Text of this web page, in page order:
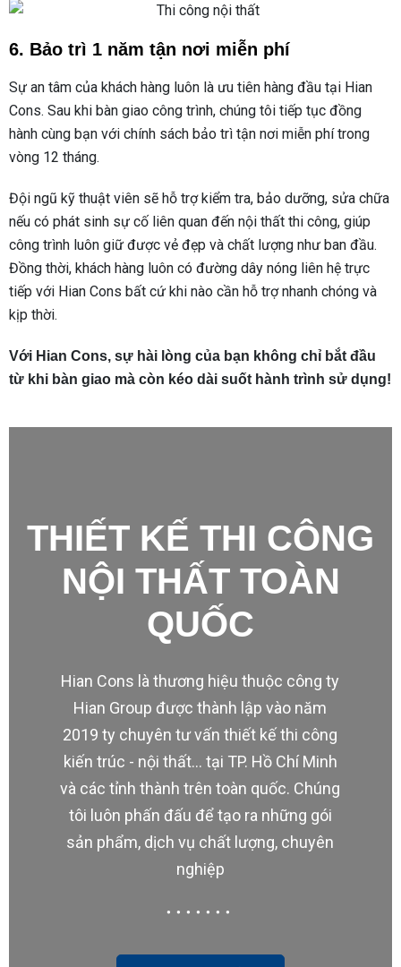
6. Bảo trì 1 năm tận nơi miễn phí
Sự an tâm của khách hàng luôn là ưu tiên hàng đầu tại Hian
Cons. Sau khi bàn giao công trình, chúng tôi tiếp tục đồng
hành cùng bạn với chính sách bảo trì tận nơi miễn phí trong
vòng 12 tháng.
Đội ngũ kỹ thuật viên sẽ hỗ trợ kiểm tra, bảo dưỡng, sửa chữa
nếu có phát sinh sự cố liên quan đến nội thất thi công, giúp
công trình luôn giữ được vẻ đẹp và chất lượng như ban đầu.
Đồng thời, khách hàng luôn có đường dây nóng liên hệ trực
tiếp với Hian Cons bất cứ khi nào cần hỗ trợ nhanh chóng và
kịp thời.
Với Hian Cons, sự hài lòng của bạn không chỉ bắt đầu
từ khi bàn giao mà còn kéo dài suốt hành trình sử dụng!
THIẾT KẾ THI CÔNG
NỘI THẤT TOÀN
QUỐC
Hian Cons là thương hiệu thuộc công ty
Hian Group được thành lập vào năm
2019 ty chuyên tư vấn thiết kế thi công
kiến trúc - nội thất... tại TP. Hồ Chí Minh
và các tỉnh thành trên toàn quốc. Chúng
tôi luôn phấn đấu để tạo ra những gói
sản phẩm, dịch vụ chất lượng, chuyên
nghiệp